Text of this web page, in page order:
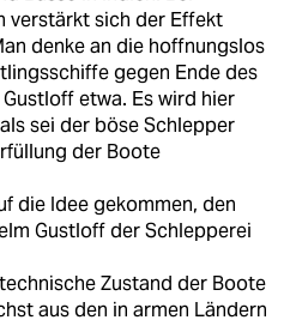
verstärkt sich der Effekt
denke an die hoffnungslos
gegen Ende des
etwa. Es wird hier
sei der böse Schlepper
der Boote
die Idee gekommen, den
Gustloff der Schlepperei
Zustand der Boote
aus den in armen Ländern